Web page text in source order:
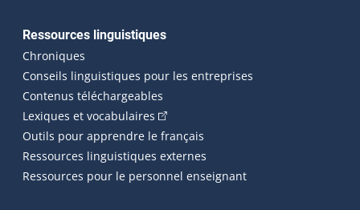
Ressources linguistiques
Chroniques
Conseils linguistiques pour les entreprises
Contenus téléchargeables
Lexiques et vocabulaires (Cet hyperlien externe s'ouvrira
Outils pour apprendre le français
Ressources linguistiques externes
Ressources pour le personnel enseignant